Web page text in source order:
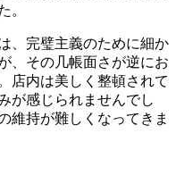
。
、完璧主義のために細か
、その几帳面さが逆にお
店内は美しく整頓されて
が感じられませんでし
維持が難しくなってきま